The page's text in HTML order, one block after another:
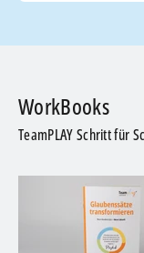
TeamPLAY Schritt für